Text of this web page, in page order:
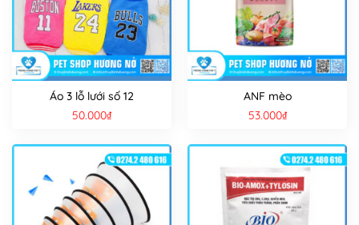
Áo 3 lỗ lưới số 12
50.000₫
ANF mèo
53.000₫